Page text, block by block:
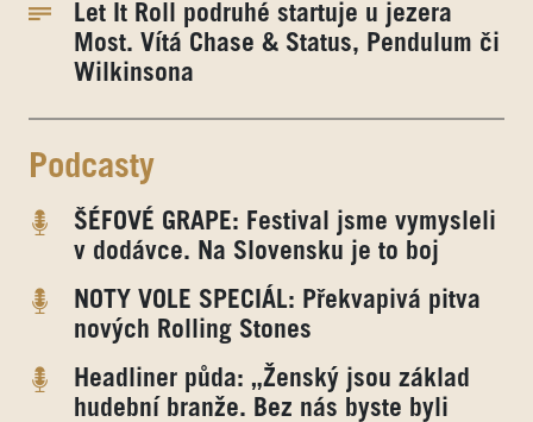
Let It Roll podruhé startuje u jezera
Most. Vítá Chase & Status, Pendulum či
Wilkinsona
Podcasty
ŠÉFOVÉ GRAPE: Festival jsme vymysleli
v dodávce. Na Slovensku je to boj
NOTY VOLE SPECIÁL: Překvapivá pitva
nových Rolling Stones
Headliner půda: „Ženský jsou základ
hudební branže. Bez nás byste byli